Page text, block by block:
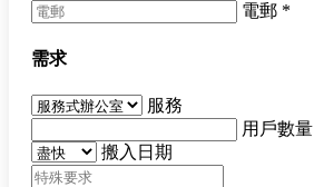
電郵 *
需求
服務
用戶數量
搬入日期